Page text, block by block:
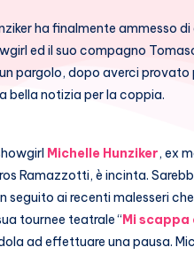
ha finalmente ammesso di
ed il suo compagno
pargolo, dopo averci provato
bella notizia per la coppia.
Michelle Hunziker, ex
Ramazzotti, è incinta.
seguito ai recenti malesseri
tournee teatrale “Mi
ad effettuare una pausa.